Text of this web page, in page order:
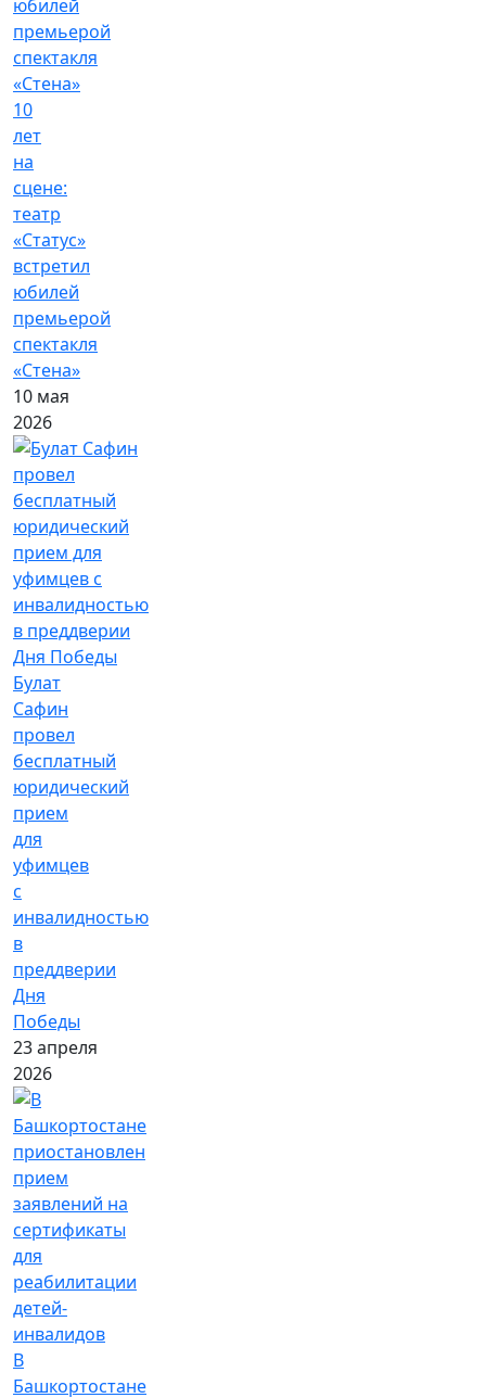
10
лет
на
сцене:
театр
«Статус»
встретил
юбилей
премьерой
спектакля
«Стена»
10 мая
2026
Булат
Сафин
провел
бесплатный
юридический
прием
для
уфимцев
с
инвалидностью
в
преддверии
Дня
Победы
23 апреля
2026
В
Башкортостане